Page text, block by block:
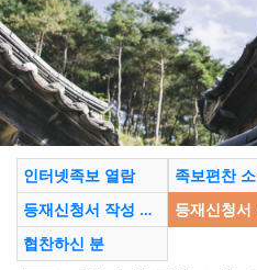
인터넷족보 열람 족보편찬
등재신청서 작성 요령
협찬하신 분